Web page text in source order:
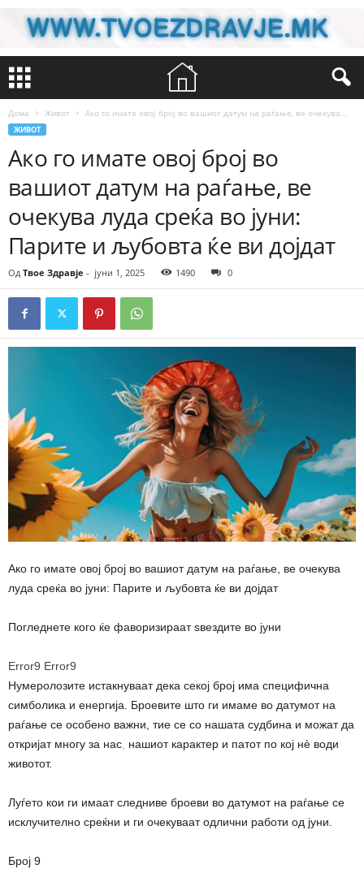
Дома Живот Ако го имате овој број во вашиот датум на раѓање, ве очекува...
ЖИВОТ
Ако го имате овој број во
вашиот датум на раѓање, ве
очекува луда среќа во јуни:
Парите и љубовта ќе ви дојдат
Од Твое Здравје - јуни 1, 2025 1490 0
Ако го имате овој број во вашиот датум на раѓање, ве очекува
луда среќа во јуни: Парите и љубовта ќе ви дојдат
Погледнете кого ќе фаворизираат ѕвездите во јуни
Error9 Error9
Нумеролозите истакнуваат дека секој број има специфична
симболика и енергија. Броевите што ги имаме во датумот на
раѓање се особено важни, тие се со нашата судбина и можат да
откријат многу за нас нашиот карактер и патот по кој нè води
животот.
Луѓето кои ги имаат следниве броеви во датумот на раѓање се
исклучително среќни и ги очекуваат одлични работи од јуни.
Број 9